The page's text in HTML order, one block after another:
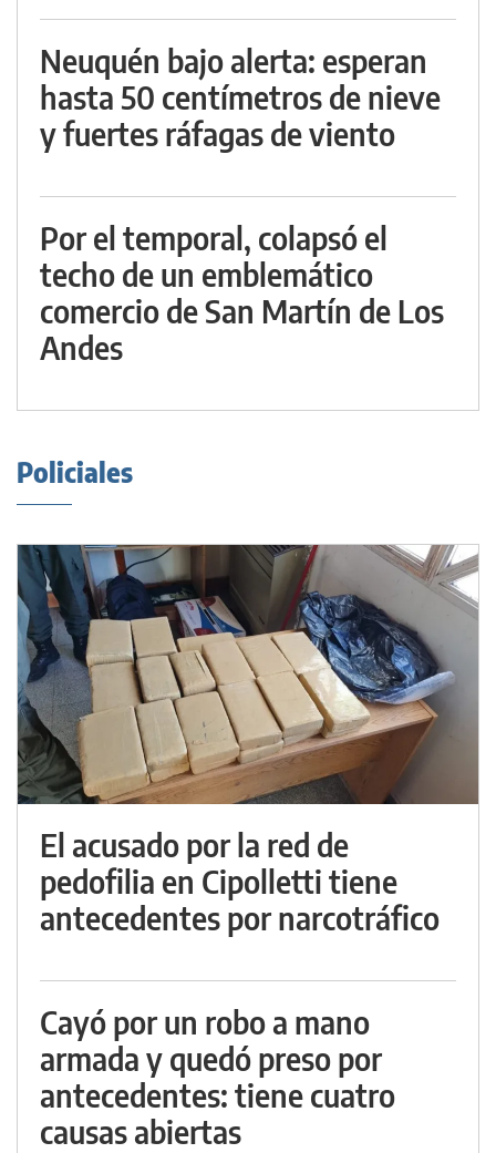
Neuquén bajo alerta: esperan
hasta 50 centímetros de nieve
y fuertes ráfagas de viento
Por el temporal, colapsó el
techo de un emblemático
comercio de San Martín de Los
Andes
Policiales
El acusado por la red de
pedofilia en Cipolletti tiene
antecedentes por narcotráfico
Cayó por un robo a mano
armada y quedó preso por
antecedentes: tiene cuatro
causas abiertas